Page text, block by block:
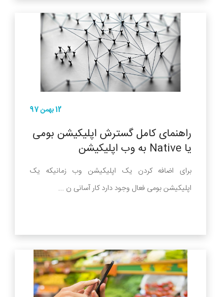
12 بهمن 97
راهنمای کامل گسترش اپلیکیشن بومی
یا Native به وب اپلیکیشن
برای اضافه کردن یک اپلیکیشن وب زمانیکه یک
اپلیکیشن بومی فعال وجود دارد کار آسانی ن ...